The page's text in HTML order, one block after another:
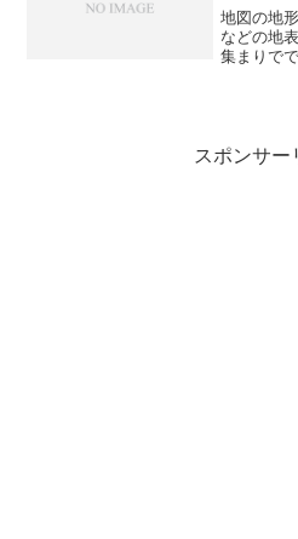
地図の地
などの地
集まりで
スポンサー